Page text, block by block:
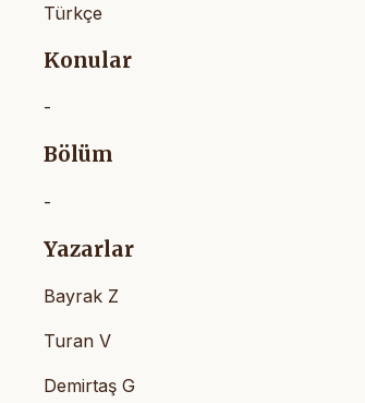
Türkçe
Konular
-
Bölüm
-
Yazarlar
Bayrak Z
Turan V
Demirtaş G